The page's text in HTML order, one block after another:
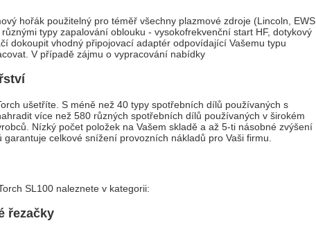
hořák použitelný pro téměř všechny plazmové zdroje (Lincoln, EWS,
typy zapalování oblouku - vysokofrekvenční start HF, dotykový
dokoupit vhodný připojovací adaptér odpovídající Vašemu typu
V případě zájmu o vypracování nabídky
ušetříte. S méně než 40 typy spotřebních dílů používaných s
více než 580 různých spotřebních dílů používaných v širokém
Nízký počet položek na Vašem skladě a až 5-ti násobné zvýšení
celkové snížení provozních nákladů pro Vaši firmu.
SL100 naleznete v kategorii:
řezačky